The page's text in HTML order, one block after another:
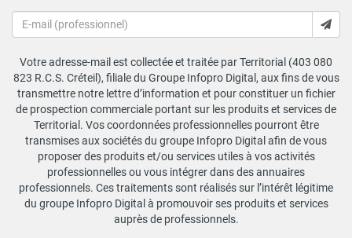
Votre adresse-mail est collectée et traitée par Territorial (403 080
823 R.C.S. Créteil), filiale du Groupe Infopro Digital, aux fins de vous
transmettre notre lettre d’information et pour constituer un fichier
de prospection commerciale portant sur les produits et services de
Territorial. Vos coordonnées professionnelles pourront être
transmises aux sociétés du groupe Infopro Digital afin de vous
proposer des produits et/ou services utiles à vos activités
professionnelles ou vous intégrer dans des annuaires
professionnels. Ces traitements sont réalisés sur l’intérêt légitime
du groupe Infopro Digital à promouvoir ses produits et services
auprès de professionnels.